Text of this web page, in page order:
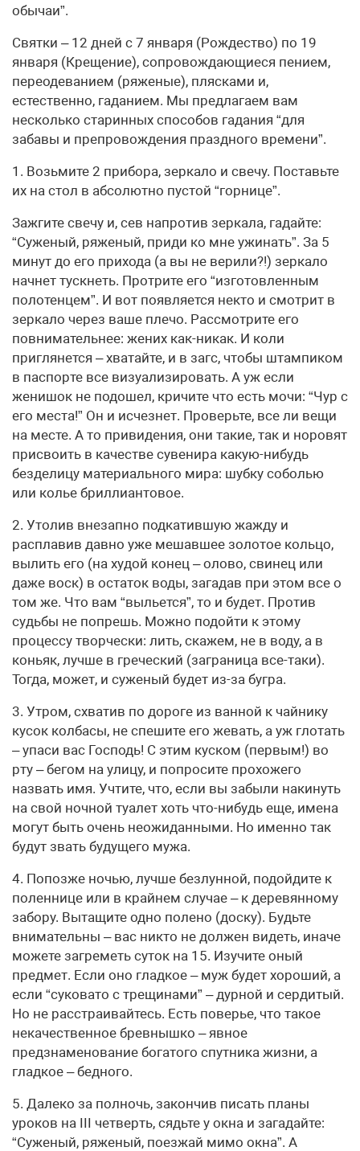
обычаи”.
Святки – 12 дней с 7 января (Рождество) по 19
января (Крещение), сопровождающиеся пением,
переодеванием (ряженые), плясками и,
естественно, гаданием. Мы предлагаем вам
несколько старинных способов гадания “для
забавы и препровождения праздного времени”.
1. Возьмите 2 прибора, зеркало и свечу. Поставьте
их на стол в абсолютно пустой “горнице”.
Зажгите свечу и, сев напротив зеркала, гадайте:
“Суженый, ряженый, приди ко мне ужинать”. За 5
минут до его прихода (а вы не верили?!) зеркало
начнет тускнеть. Протрите его “изготовленным
полотенцем”. И вот появляется некто и смотрит в
зеркало через ваше плечо. Рассмотрите его
повнимательнее: жених как-никак. И коли
приглянется – хватайте, и в загс, чтобы штампиком
в паспорте все визуализировать. А уж если
женишок не подошел, кричите что есть мочи: “Чур с
его места!” Он и исчезнет. Проверьте, все ли вещи
на месте. А то привидения, они такие, так и норовят
присвоить в качестве сувенира какую-нибудь
безделицу материального мира: шубку соболью
или колье бриллиантовое.
2. Утолив внезапно подкатившую жажду и
расплавив давно уже мешавшее золотое кольцо,
вылить его (на худой конец – олово, свинец или
даже воск) в остаток воды, загадав при этом все о
том же. Что вам “выльется”, то и будет. Против
судьбы не попрешь. Можно подойти к этому
процессу творчески: лить, скажем, не в воду, а в
коньяк, лучше в греческий (заграница все-таки).
Тогда, может, и суженый будет из-за бугра.
3. Утром, схватив по дороге из ванной к чайнику
кусок колбасы, не спешите его жевать, а уж глотать
– упаси вас Господь! С этим куском (первым!) во
рту – бегом на улицу, и попросите прохожего
назвать имя. Учтите, что, если вы забыли накинуть
на свой ночной туалет хоть что-нибудь еще, имена
могут быть очень неожиданными. Но именно так
будут звать будущего мужа.
4. Попозже ночью, лучше безлунной, подойдите к
поленнице или в крайнем случае – к деревянному
забору. Вытащите одно полено (доску). Будьте
внимательны – вас никто не должен видеть, иначе
можете загреметь суток на 15. Изучите оный
предмет. Если оно гладкое – муж будет хороший, а
если “суковато с трещинами” – дурной и сердитый.
Но не расстраивайтесь. Есть поверье, что такое
некачественное бревнышко – явное
предзнаменование богатого спутника жизни, а
гладкое – бедного.
5. Далеко за полночь, закончив писать планы
уроков на III четверть, сядьте у окна и загадайте:
“Суженый, ряженый, поезжай мимо окна”. А